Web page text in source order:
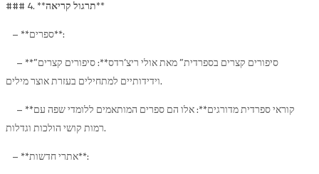
### 4. **תרגול קריאה**
– **ספרים**:
– **”סיפורים קצרים בספרדית” מאת אולי ריצ’רדס**: סיפורים קצרים
וידידותיים למתחילים בעזרת אוצר מילים.
– **קוראי ספרדית מדורגים**: אלו הם ספרים המותאמים ללומדי שפה עם
רמות קושי הולכות וגדלות.
– **אתרי חדשות**: